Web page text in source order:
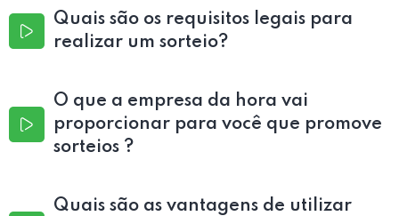
Quais são os requisitos legais para
realizar um sorteio?
O que a empresa da hora vai
proporcionar para você que promove
sorteios ?
Quais são as vantagens de utilizar